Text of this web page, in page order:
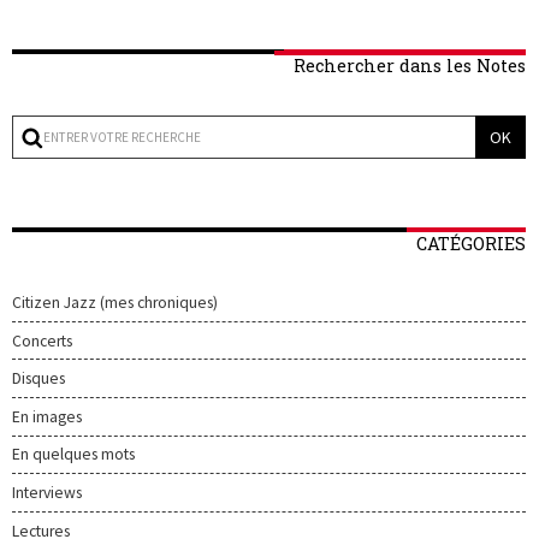
Rechercher dans les Notes
CATÉGORIES
Citizen Jazz (mes chroniques)
Concerts
Disques
En images
En quelques mots
Interviews
Lectures